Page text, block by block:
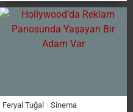
Feryal Tuğal Sinema